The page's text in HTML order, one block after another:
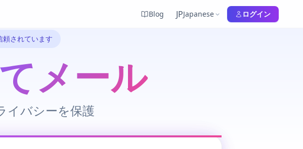
Blog JPJapanese ログイン
されています
メール
イバシーを保護